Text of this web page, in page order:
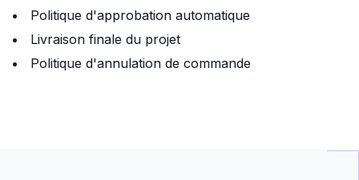
Politique d'approbation automatique
Livraison finale du projet
Politique d'annulation de commande